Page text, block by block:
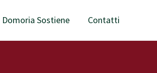
Domoria Sostiene Contatti